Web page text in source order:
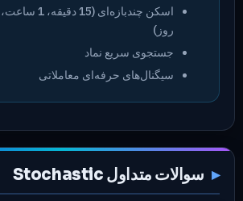
روز)
جستجوی سریع نماد
سیگنال‌های حرفه‌ای معاملاتی
سوالات متداول Stochastic